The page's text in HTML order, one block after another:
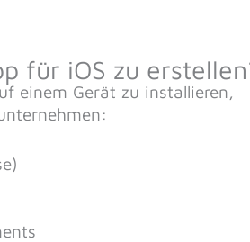
für iOS zu
einem Gerät zu installieren,